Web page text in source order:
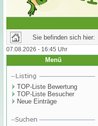
Sie befinden sich
07.08.2026 - 16:45 Uhr
Menü
TOP-Liste Bewertung
TOP-Liste Besucher
Neue Einträge